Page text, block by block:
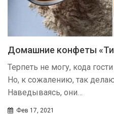
Домашние конфеты
Терпеть не могу, кода
Но, к сожалению, так
Наведываясь, они…
Фев 17, 2021